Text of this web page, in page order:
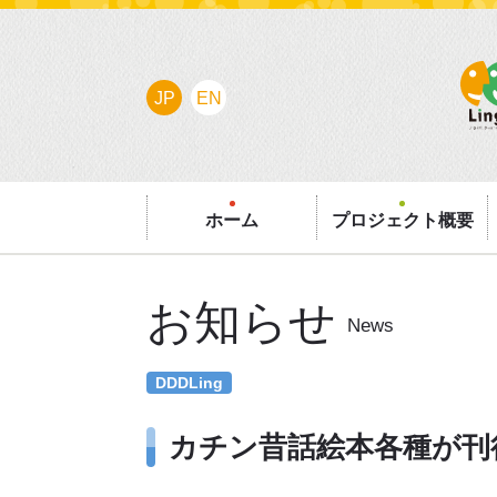
お知らせ News
DDDLing
カチン昔話絵本各種が
ホーム プロジェクト概要
JP EN